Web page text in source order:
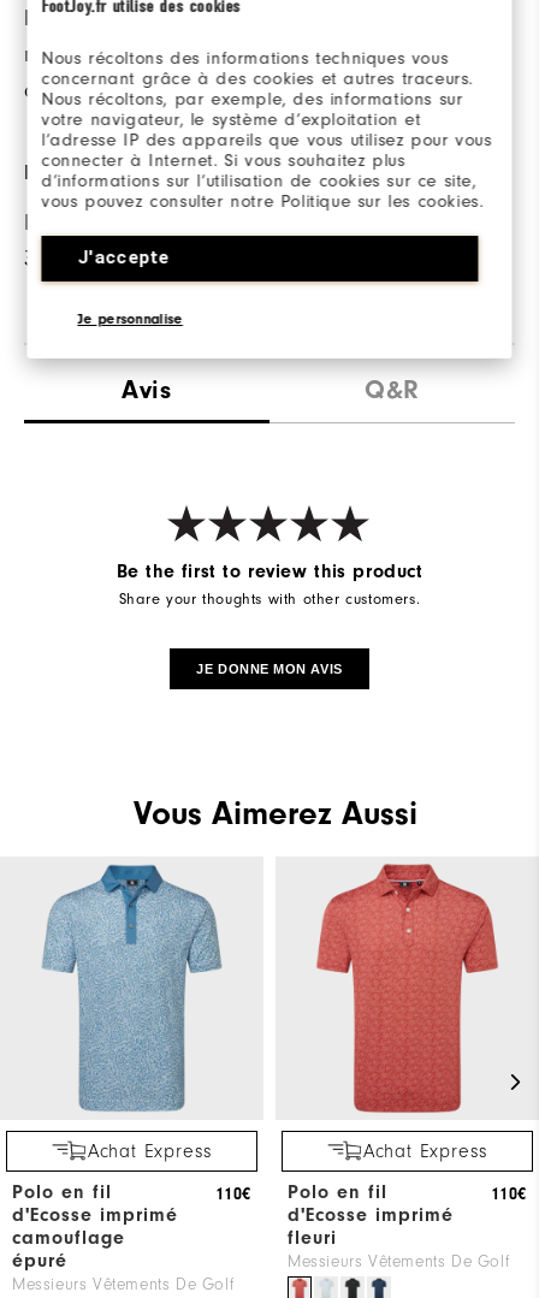
FootJoy.fr utilise des cookies
Nous récoltons des informations techniques vous
concernant grâce à des cookies et autres traceurs.
Nous récoltons, par exemple, des informations sur
votre navigateur, le système d’exploitation et
l’adresse IP des appareils que vous utilisez pour vous
connecter à Internet. Si vous souhaitez plus
d’informations sur l’utilisation de cookies sur ce site,
vous pouvez consulter notre Politique sur les cookies.
J'accepte
Je personnalise
les mauvaises odeurs,
même en cas
d’humidité.
PROTECTION SOLAIRE
Protection solaire UPF
30
Avis Q&R
Be the first to review this product
Share your thoughts with other customers.
JE DONNE MON AVIS
Vous Aimerez Aussi
Achat Express
Polo en fil
d'Ecosse imprimé
camouflage
épuré
Messieurs Vêtements De Golf
110€
Achat Express
Polo en fil
d'Ecosse imprimé
fleuri
Messieurs Vêtements De Golf
110€